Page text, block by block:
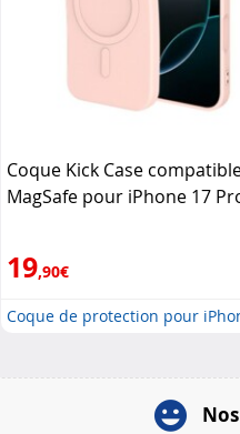
Coque Kick Case
MagSafe pour iPhone 17
19,90€
Coque de protection pour